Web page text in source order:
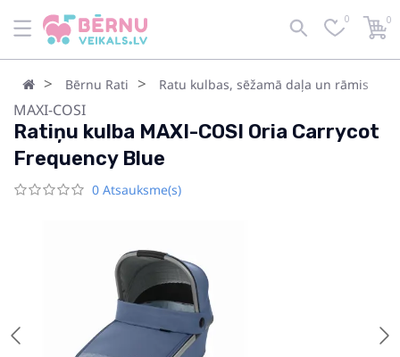
0 0
Bērnu Rati Ratu kulbas, sēžamā daļa un rāmis
MAXI-COSI
Ratiņu kulba MAXI-COSI Oria Carrycot
Frequency Blue
0 Atsauksme(s)